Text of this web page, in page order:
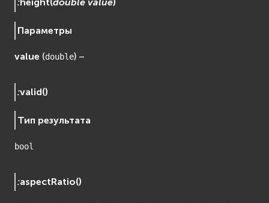
:height(double value)
Параметры
value (double) –
:valid()
Тип результата
bool
:aspectRatio()